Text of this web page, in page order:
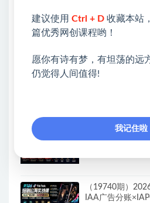
热门课程展示
Walmart（沃尔玛
佣机制
（19741期）
讲解7种付费玩法
（19740期）
IAA广告分账
建议使用 Ctrl + D 收藏本站
篇优秀网创课程哟！
愿你有诗有梦，有坦荡的远
仍觉得人间值得!
我记住啦